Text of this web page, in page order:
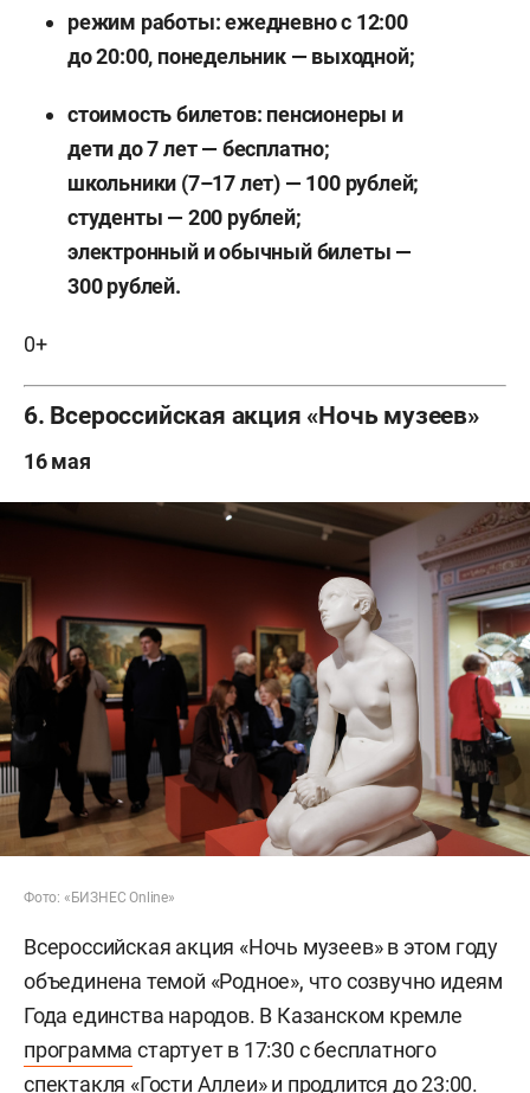
режим работы:ежедневно с 12:00
до 20:00, понедельник — выходной;
стоимость билетов: пенсионеры и
дети до 7 лет — бесплатно;
школьники (7–17 лет) — 100 рублей;
студенты — 200 рублей;
электронный и обычный билеты —
300 рублей.
0+
6. Всероссийская акция «Ночь музеев»
16 мая
Фото: «БИЗНЕС Online»
Всероссийская акция «Ночь музеев» в этом году
объединена темой «Родное», что созвучно идеям
Года единства народов. В Казанском кремле
программа стартует в 17:30 с бесплатного
спектакля «Гости Аллеи» и продлится до 23:00.